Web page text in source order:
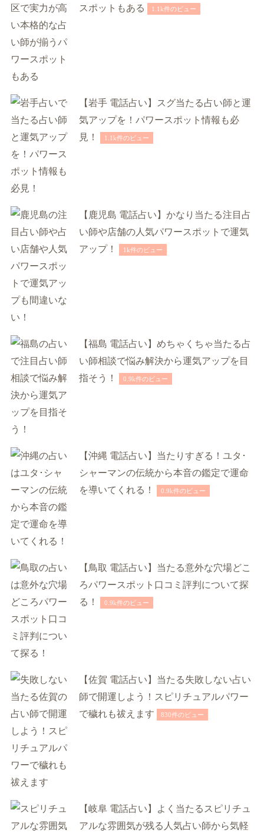
スポットもある
1.1k件のビュー
【岩手 電話占い】スグ当たる占い師と運
気アップを！パワースポット情報も必
見！
1.1k件のビュー
【鹿児島 電話占い】かなり当たる注目占
い師や店舗の人気パワースポットで運気
アップ！
1k件のビュー
【福島 電話占い】めちゃくちゃ当たる占
い師相談で悩み解決から運気アップを目
指そう！
0.9k件のビュー
【沖縄 電話占い】当たりすぎる！ユタ･
シャーマンの伝統から本音の鑑定で運命
を導いてくれる！
0.9k件のビュー
【鳥取 電話占い】当たる意外な穴場どこ
ろパワースポット口コミ評判について探
る！
0.9k件のビュー
【佐賀 電話占い】当たる失敗しない占い
師で開運しよう！スピリチュアルパワー
で穢れも祓えます
830件のビュー
【岐阜 電話占い】よく当たるスピリチュ
アルな雰囲気が残る人気占い師から気軽